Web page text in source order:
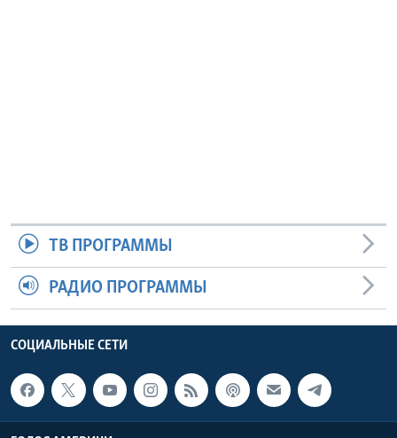
ТВ ПРОГРАММЫ
РАДИО ПРОГРАММЫ
СОЦИАЛЬНЫЕ СЕТИ